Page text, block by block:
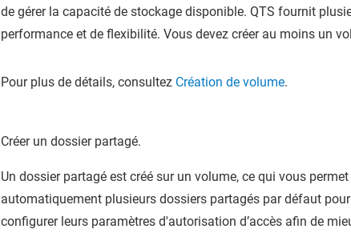
de gérer la capacité de stockage disponible. QTS fournit
performance et de flexibilité. Vous devez créer au moins un
Pour plus de détails, consultez Création de volume.
Créer un dossier partagé.
Un dossier partagé est créé sur un volume, ce qui vous
automatiquement plusieurs dossiers partagés par défaut
configurer leurs paramètres d'autorisation d’accès afin de